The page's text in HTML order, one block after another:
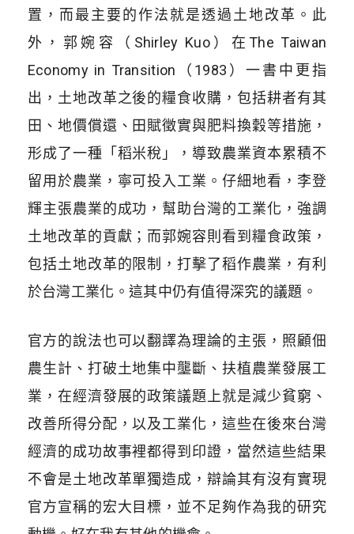
置，而最主要的作法就是透過土地改革。此
外，郭婉容（Shirley Kuo）在The Taiwan
Economy in Transition（1983）一書中更指
出，土地改革之後的糧食收購，包括耕者有其
田、地價償還、田賦徵實與肥料換穀等措施，
形成了一種「稻米稅」，導致農業資本累積不
留用於農業，寧可投入工業。仔細地看，李登
輝主張農業的成功，幫助台灣的工業化，強調
土地改革的貢獻；而郭婉容則看到糧食政策，
包括土地改革的限制，打擊了稻作農業，有利
於台灣工業化。這其中仍有值得深究的議題。
官方的說法也可以翻譯為理論的主張，照顧佃
農生計、打破土地集中壟斷、扶植農業發展工
業，在經濟發展的政策議題上就是減少貧窮、
改善所得分配，以及工業化，這些在後來台灣
經濟的成功故事裡都得到印證，當然這些結果
不會是土地改革單獨造成，辯論其有沒有實現
官方宣稱的宏大目標，並不足夠作為我的研究